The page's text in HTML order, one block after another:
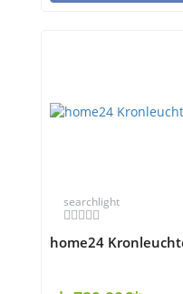
searchlight
home24